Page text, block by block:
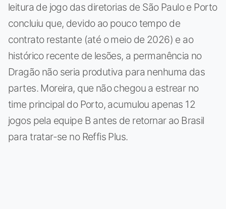
leitura de jogo das diretorias de São Paulo e Porto
concluiu que, devido ao pouco tempo de
contrato restante (até o meio de 2026) e ao
histórico recente de lesões, a permanência no
Dragão não seria produtiva para nenhuma das
partes. Moreira, que não chegou a estrear no
time principal do Porto, acumulou apenas 12
jogos pela equipe B antes de retornar ao Brasil
para tratar-se no Reffis Plus.